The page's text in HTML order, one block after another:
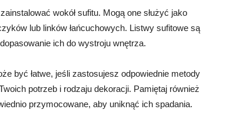
wokół sufitu. Mogą one służyć jako
lub linków łańcuchowych. Listwy sufitowe są
ich do wystroju wnętrza.
być łatwe, jeśli zastosujesz odpowiednie metody
potrzeb i rodzaju dekoracji. Pamiętaj również
przymocowane, aby uniknąć ich spadania.